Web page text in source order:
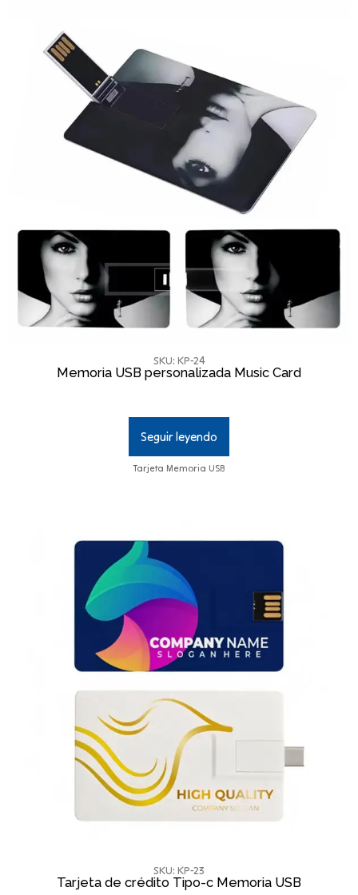
SKU: KP-24
Memoria USB personalizada Music Card
Seguir leyendo
Tarjeta Memoria USB
SKU: KP-23
Tarjeta de crédito Tipo-c Memoria USB